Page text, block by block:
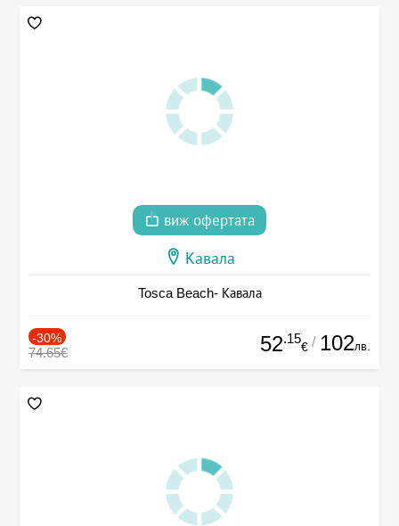
виж офертата
Кавала
Tosca Beach- Кавала
-30%
74.65€ 52.15
€ / 102лв.